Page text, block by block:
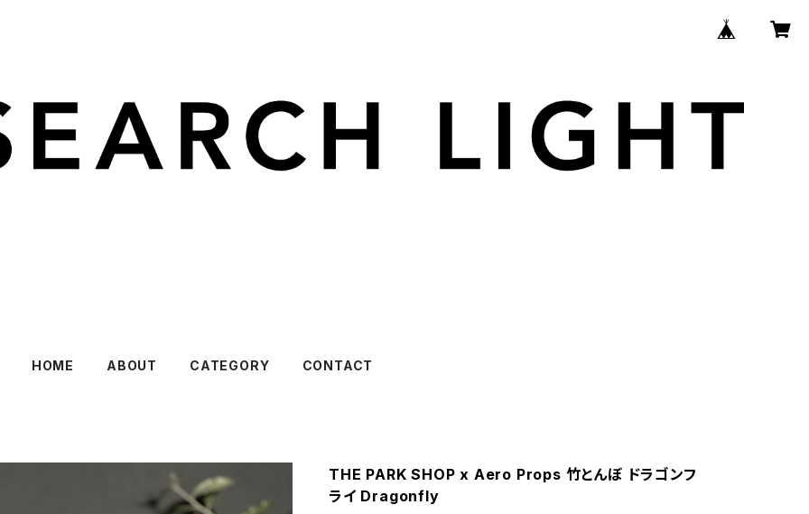
HOME ABOUT CATEGORY CONTACT
THE PARK SHOP x Aero Props 竹とんぼ ドラゴンフ
ライ Dragonfly